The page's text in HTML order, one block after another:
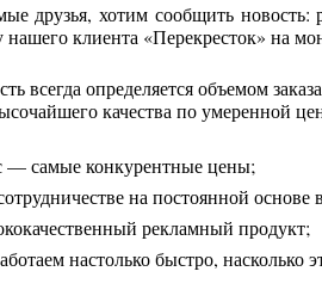
друзья, хотим сообщить новость:
нашего клиента «Перекресток» на
всегда определяется объемом
качества по умеренной
— самые конкурентные цены;
на постоянной основе
рекламный продукт;
настолько быстро, насколько